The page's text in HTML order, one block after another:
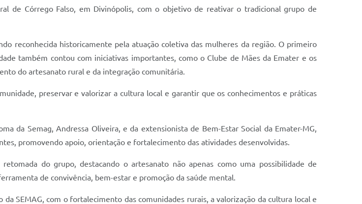
de Córrego Falso, em Divinópolis, com o objetivo de reativar o tradicional grupo de
reconhecida historicamente pela atuação coletiva das mulheres da região. O primeiro
também contou com iniciativas importantes, como o Clube de Mães da Emater e os
do artesanato rural e da integração comunitária.
preservar e valorizar a cultura local e garantir que os conhecimentos e práticas
da Semag, Andressa Oliveira, e da extensionista de Bem-Estar Social da Emater-MG,
promovendo apoio, orientação e fortalecimento das atividades desenvolvidas.
do grupo, destacando o artesanato não apenas como uma possibilidade de
de convivência, bem-estar e promoção da saúde mental.
SEMAG, com o fortalecimento das comunidades rurais, a valorização da cultura local e